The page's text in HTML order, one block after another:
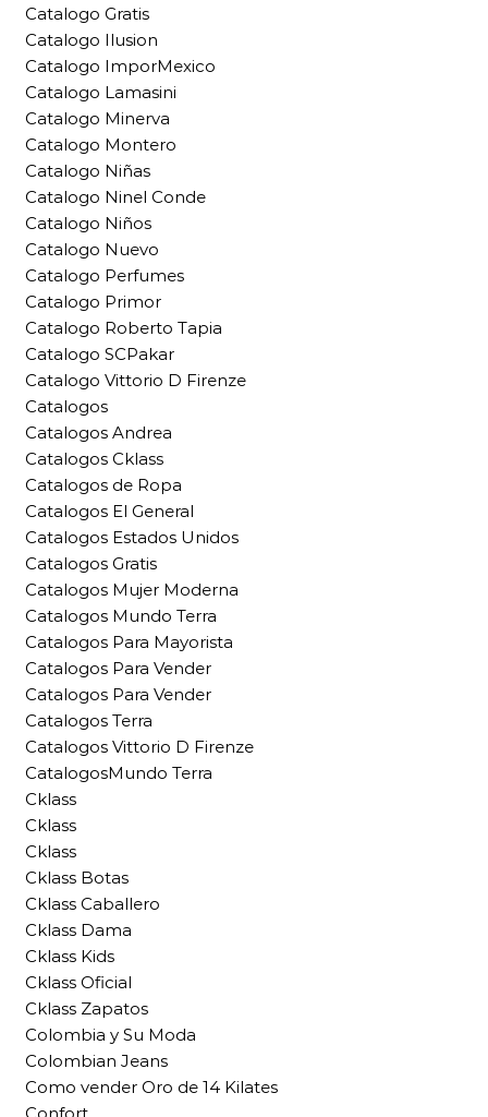
Catalogo Gratis
Catalogo Ilusion
Catalogo ImporMexico
Catalogo Lamasini
Catalogo Minerva
Catalogo Montero
Catalogo Niñas
Catalogo Ninel Conde
Catalogo Niños
Catalogo Nuevo
Catalogo Perfumes
Catalogo Primor
Catalogo Roberto Tapia
Catalogo SCPakar
Catalogo Vittorio D Firenze
Catalogos
Catalogos Andrea
Catalogos Cklass
Catalogos de Ropa
Catalogos El General
Catalogos Estados Unidos
Catalogos Gratis
Catalogos Mujer Moderna
Catalogos Mundo Terra
Catalogos Para Mayorista
Catalogos Para Vender
Catalogos Para Vender
Catalogos Terra
Catalogos Vittorio D Firenze
CatalogosMundo Terra
Cklass
Cklass
Cklass
Cklass Botas
Cklass Caballero
Cklass Dama
Cklass Kids
Cklass Oficial
Cklass Zapatos
Colombia y Su Moda
Colombian Jeans
Como vender Oro de 14 Kilates